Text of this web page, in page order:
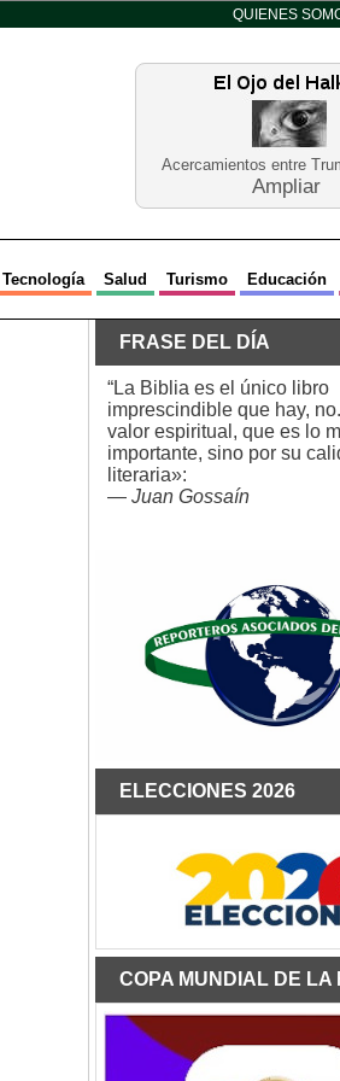
QUIENES
Acercamientos entre
Ampliar
Tecnología Salud Turismo Educación
FRASE DEL DÍA
“La Biblia es el único libro
imprescindible que hay,
valor espiritual, que es lo
importante, sino por su
literaria»:
— Juan Gossaín
ELECCIONES 2026
COPA MUNDIAL DE LA